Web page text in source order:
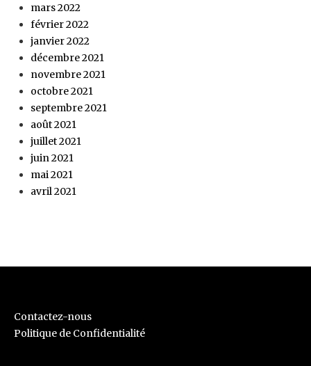
mars 2022
février 2022
janvier 2022
décembre 2021
novembre 2021
octobre 2021
septembre 2021
août 2021
juillet 2021
juin 2021
mai 2021
avril 2021
Contactez-nous
Politique de Confidentialité